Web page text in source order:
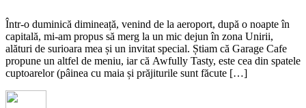
Într-o duminică dimineață, venind de la aeroport, după o noapte în
capitală, mi-am propus să merg la un mic dejun în zona Unirii,
alături de surioara mea și un invitat special. Știam că Garage Cafe
propune un altfel de meniu, iar că Awfully Tasty, este cea din spatele
cuptoarelor (pâinea cu maia și prăjiturile sunt făcute […]